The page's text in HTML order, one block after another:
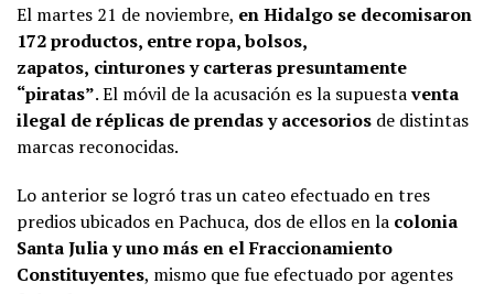
El martes 21 de noviembre, en Hidalgo se decomisaron
172 productos, entre ropa, bolsos,
zapatos, cinturones y carteras presuntamente
“piratas”. El móvil de la acusación es la supuestaventa
ilegal de réplicas de prendas y accesorios de distintas
marcas reconocidas.
Lo anterior se logró tras un cateo efectuado en tres
predios ubicados en Pachuca, dos de ellos en la colonia
Santa Julia y uno más en el Fraccionamiento
Constituyentes, mismo que fue efectuado por agentes